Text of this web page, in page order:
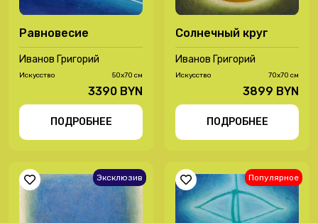
Равновесие
Иванов Григорий
Иcкусство 50х70 см
3390 BYN
ПОДРОБНЕЕ
Солнечный круг
Иванов Григорий
Иcкусство 70х70 см
3899 BYN
ПОДРОБНЕЕ
Эксклюзив Популярное